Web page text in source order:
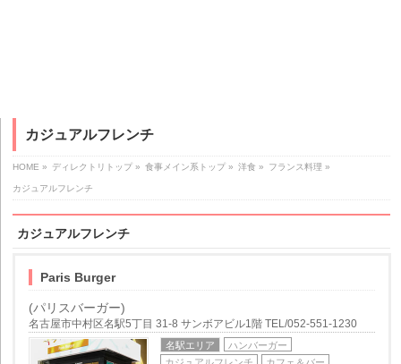
カジュアルフレンチ
HOME » ディレクトリトップ » 食事メイン系トップ » 洋食 » フランス料理 »
カジュアルフレンチ
カジュアルフレンチ
Paris Burger
(パリスバーガー)
名古屋市中村区名駅5丁目 31-8 サンボアビル1階 TEL/052-551-1230
名駅エリア
ハンバーガー